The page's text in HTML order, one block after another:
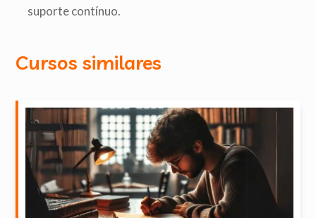
suporte contínuo.
Cursos similares